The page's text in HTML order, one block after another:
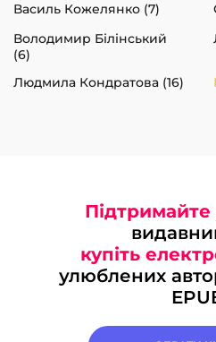
Василь Кожелянко (7)
Володимир Білінський
(6)
Людмила Кондратова (16)
Підтримайте
купіть
улюблених